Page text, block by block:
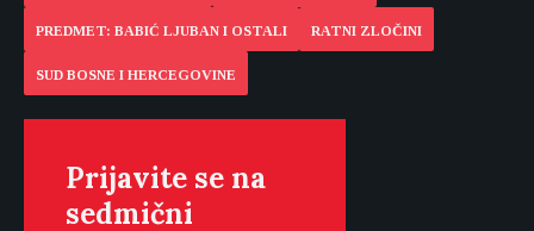
PREDMET: BABIĆ LJUBAN I OSTALI RATNI ZLOČINI
SUD BOSNE I HERCEGOVINE
Prijavite se na
sedmični